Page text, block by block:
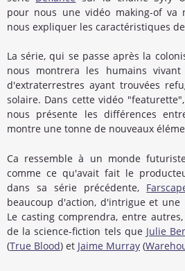
pour nous une vidéo making-of va
nous expliquer les caractéristiques
La série, qui se passe après la
nous montrera les humains
d'extraterrestres ayant trouvées
solaire. Dans cette vidéo
nous présente les différences
montre une tonne de nouveaux
Ca ressemble à un monde
comme ce qu'avait fait le
dans sa série précédente,
beaucoup d'action, d'intrigue et une
Le casting comprendra, entre
de la science-fiction tels que Julie
(True Blood) et Jaime Murray (